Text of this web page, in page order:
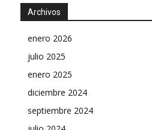
Archivos
enero 2026
julio 2025
enero 2025
diciembre 2024
septiembre 2024